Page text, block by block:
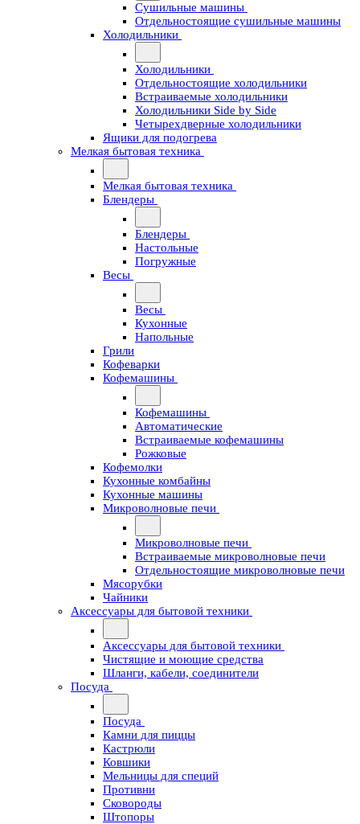
Сушильные машины
Отдельностоящие сушильные машины
Холодильники
Холодильники
Отдельностоящие холодильники
Встраиваемые холодильники
Холодильники Side by Side
Четырехдверные холодильники
Ящики для подогрева
Мелкая бытовая техника
Мелкая бытовая техника
Блендеры
Блендеры
Настольные
Погружные
Весы
Весы
Кухонные
Напольные
Грили
Кофеварки
Кофемашины
Кофемашины
Автоматические
Встраиваемые кофемашины
Рожковые
Кофемолки
Кухонные комбайны
Кухонные машины
Микроволновые печи
Микроволновые печи
Встраиваемые микроволновые печи
Отдельностоящие микроволновые печи
Мясорубки
Чайники
Аксессуары для бытовой техники
Аксессуары для бытовой техники
Чистящие и моющие средства
Шланги, кабели, соединители
Посуда
Посуда
Камни для пиццы
Кастрюли
Ковшики
Мельницы для специй
Противни
Сковороды
Штопоры